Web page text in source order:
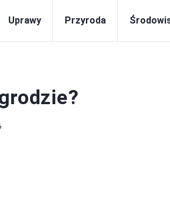
Uprawy Przyroda